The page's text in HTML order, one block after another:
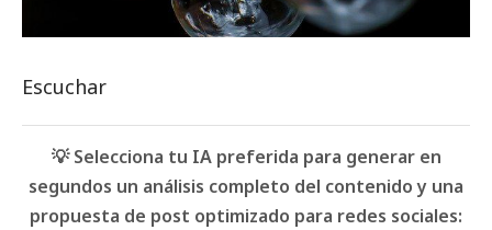
Escuchar
💡 Selecciona tu IA preferida para generar en
segundos un análisis completo del contenido y una
propuesta de post optimizado para redes sociales: